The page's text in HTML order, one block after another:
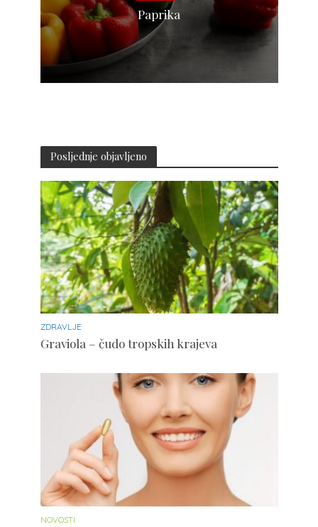
Paprika
Posljednje objavljeno
ZDRAVLJE
Graviola – čudo tropskih krajeva
NOVOSTI